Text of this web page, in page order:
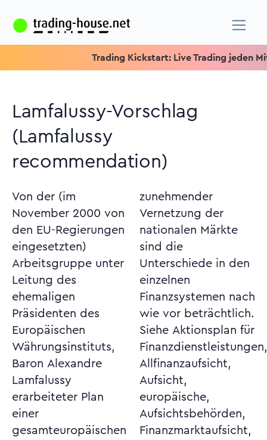
Trading Kickstart: Live Trading jeden
Lamfalussy-Vorschlag
(Lamfalussy
recommendation)
Von der (im
November 2000 von
den EU-Regierungen
eingesetzten)
Arbeitsgruppe unter
Leitung des
ehemaligen
Präsidenten des
Europäischen
Währungsinstituts,
Baron Alexandre
Lamfalussy
erarbeiteter Plan
einer
gesamteuropäischen
zunehmender
Vernetzung der
nationalen Märkte
sind die
Unterschiede in den
einzelnen
Finanzsystemen nach
wie vor beträchtlich.
Siehe Aktionsplan für
Finanzdienstleistungen,
Allfinanzaufsicht,
Aufsicht,
europäische,
Aufsichtsbehörden,
Finanzmarktaufsicht,